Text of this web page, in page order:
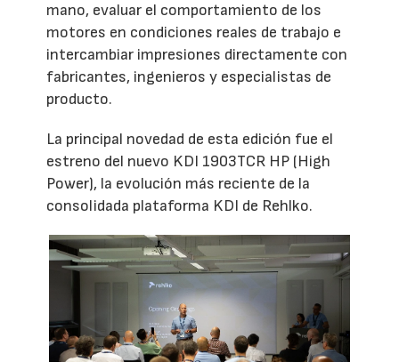
mano, evaluar el comportamiento de los
motores en condiciones reales de trabajo e
intercambiar impresiones directamente con
fabricantes, ingenieros y especialistas de
producto.
La principal novedad de esta edición fue el
estreno del nuevo KDI 1903TCR HP (High
Power), la evolución más reciente de la
consolidada plataforma KDI de Rehlko.